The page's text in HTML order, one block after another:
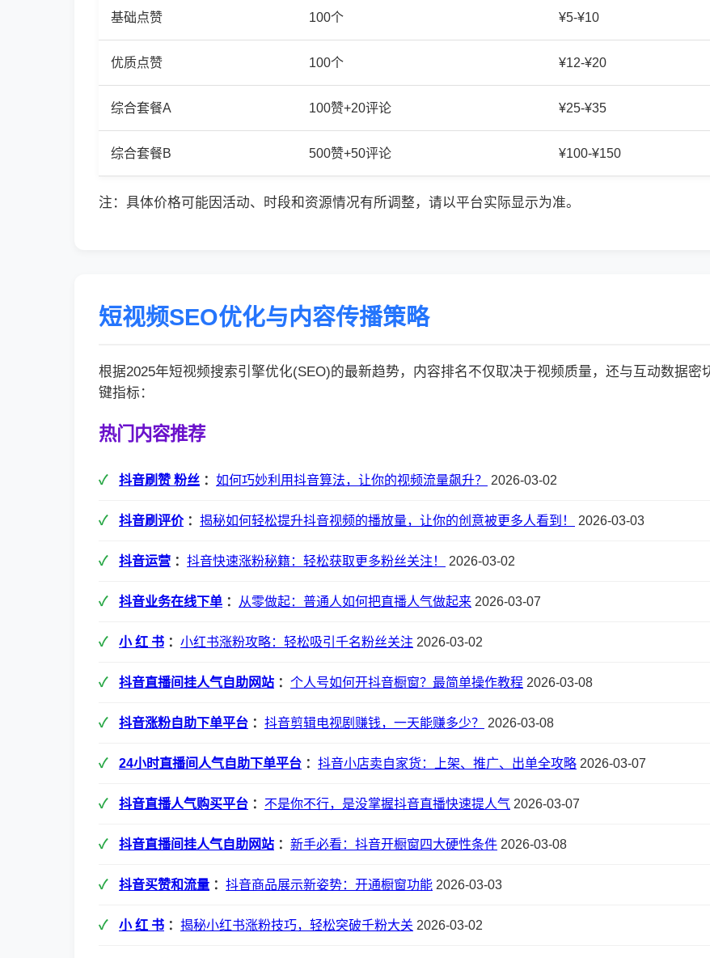
基础点赞 100个 ¥5-¥10
优质点赞 100个 ¥12-¥20
综合套餐A 100赞+20评论 ¥25-¥35
综合套餐B 500赞+50评论 ¥100-¥150
注：具体价格可能因活动、时段和资源情况有所调整，请以平台实际显示为准。
短视频SEO优化与内容传播策略
根据2025年短视频搜索引擎优化(SEO)的最新趋势，内容排名不仅取决于视频质量，还与互动数据
键指标：
热门内容推荐
抖音刷赞 粉丝 ： 如何巧妙利用抖音算法，让你的视频流量飙升？ 2026-03-02
抖音刷评价： 揭秘如何轻松提升抖音视频的播放量，让你的创意被更多人看到！ 2026-03-03
抖音运营 ： 抖音快速涨粉秘籍：轻松获取更多粉丝关注！ 2026-03-02
抖音业务在线下单 ： 从零做起：普通人如何把直播人气做起来 2026-03-07
小 红 书 ： 小红书涨粉攻略：轻松吸引千名粉丝关注 2026-03-02
抖音直播间挂人气自助网站 ： 个人号如何开抖音橱窗？最简单操作教程 2026-03-08
抖音涨粉自助下单平台 ： 抖音剪辑电视剧赚钱，一天能赚多少？ 2026-03-08
24小时直播间人气自助下单平台 ： 抖音小店卖自家货：上架、推广、出单全攻略 2026-03-07
抖音直播人气购买平台 ： 不是你不行，是没掌握抖音直播快速提人气 2026-03-07
抖音直播间挂人气自助网站 ： 新手必看：抖音开橱窗四大硬性条件 2026-03-08
抖音买赞和流量 ： 抖音商品展示新姿势：开通橱窗功能 2026-03-03
小 红 书 ： 揭秘小红书涨粉技巧，轻松突破千粉大关 2026-03-02